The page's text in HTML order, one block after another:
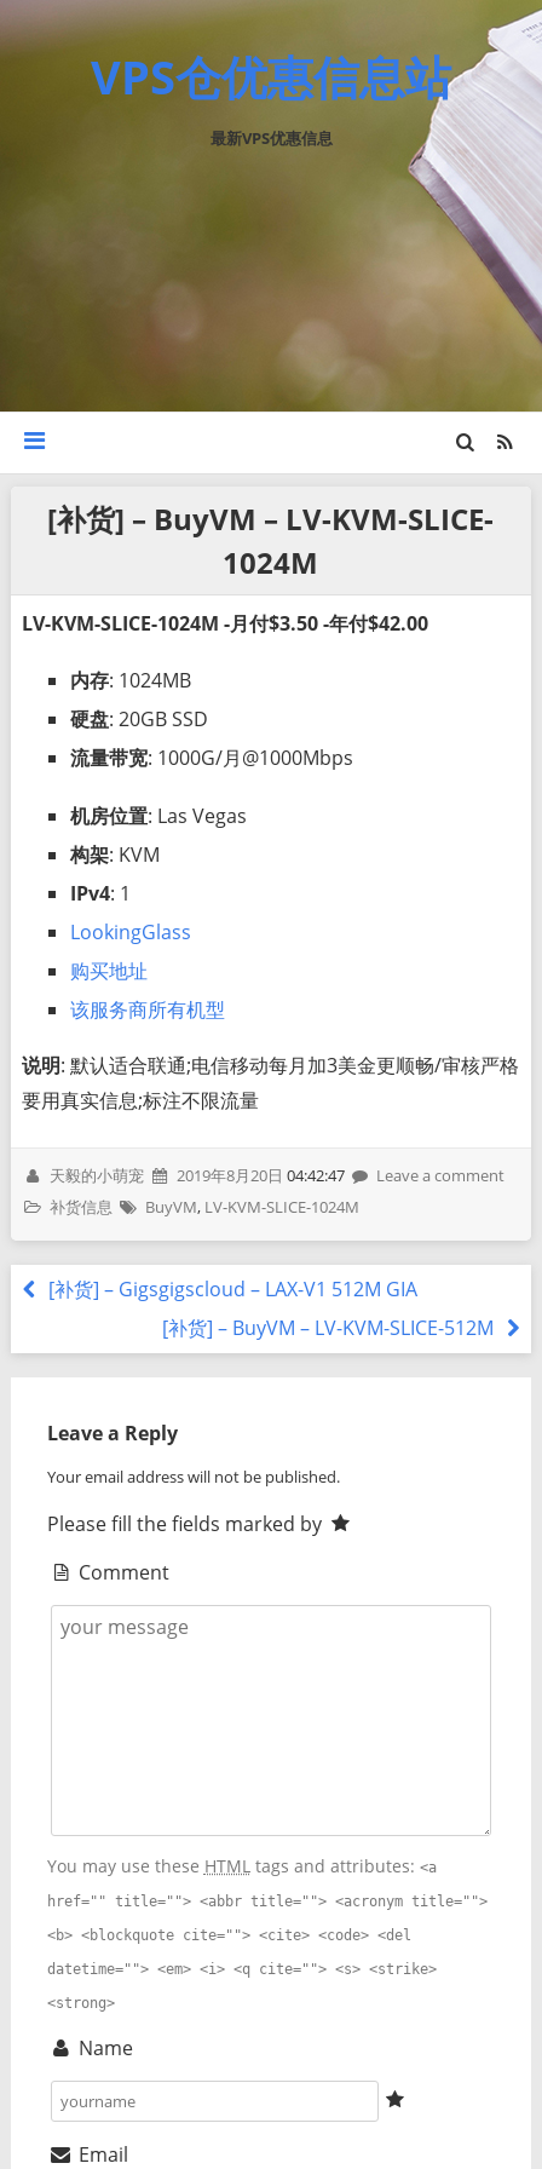
VPS仓优惠信息站
最新VPS优惠信息
[补货] – BuyVM – LV-KVM-SLICE-
1024M
LV-KVM-SLICE-1024M -月付$3.50 -年付$42.00
内存: 1024MB
硬盘: 20GB SSD
流量带宽: 1000G/月@1000Mbps
机房位置: Las Vegas
构架: KVM
IPv4: 1
LookingGlass
购买地址
该服务商所有机型
说明: 默认适合联通;电信移动每月加3美金更顺畅/审核严格
要用真实信息;标注不限流量
天毅的小萌宠 2019年8月20日 04:42:47
Leave a comment
补货信息
BuyVM, LV-KVM-SLICE-1024M
[补货] – Gigsgigscloud – LAX-V1 512M GIA
[补货] – BuyVM – LV-KVM-SLICE-512M
Leave a Reply
Your email address will not be published.
Please fill the fields marked by
Comment
You may use these HTMLtags and attributes: <a
href="" title=""> <abbr title=""> <acronym title="">
<b> <blockquote cite=""> <cite> <code> <del
datetime=""> <em> <i> <q cite=""> <s> <strike>
<strong>
Name
Email